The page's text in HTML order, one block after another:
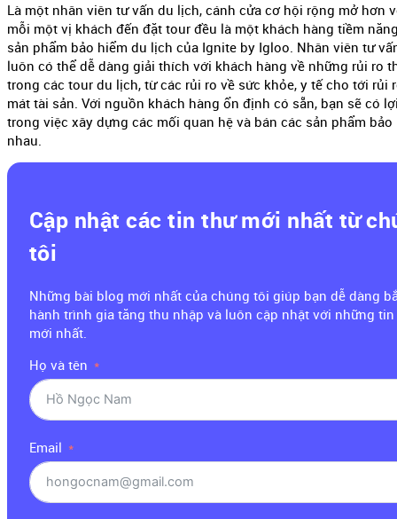
Là một nhân viên tư vấn du lịch, cánh cửa cơ hội rộng mở hơn
mỗi một vị khách đến đặt tour đều là một khách hàng tiềm
sản phẩm bảo hiểm du lịch của Ignite by Igloo. Nhân viên tư
luôn có thể dễ dàng giải thích với khách hàng về những rủi ro
trong các tour du lịch, từ các rủi ro về sức khỏe, y tế cho tới rủi
mát tài sản. Với nguồn khách hàng ổn định có sẵn, bạn sẽ có
trong việc xây dựng các mối quan hệ và bán các sản phẩm bảo
nhau.
Cập nhật các tin thư mới nhất từ
tôi
Những bài blog mới nhất của chúng tôi giúp bạn dễ dàng
hành trình gia tăng thu nhập và luôn cập nhật với những
mới nhất.
Họ và tên
Email